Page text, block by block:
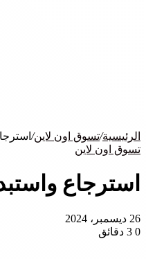
الرئيسية/تسوق اون لاين/
تسوق اون لاين
استرجاع
26 ديسمبر، 2024
0